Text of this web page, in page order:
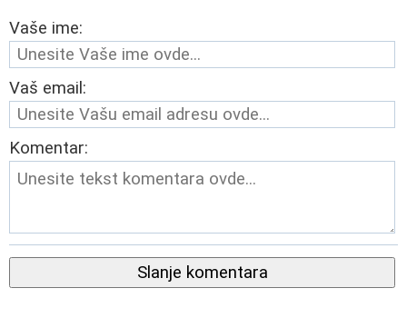
Vaše ime:
Vaš email:
Komentar:
Slanje komentara